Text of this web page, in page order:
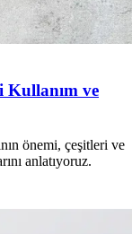
Kullanım ve
önemi, çeşitleri ve
anlatıyoruz.